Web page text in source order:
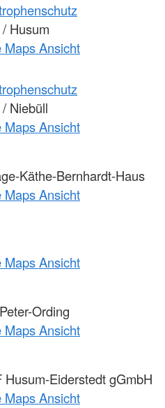
Husum
Maps Ansicht
Niebüll
Maps Ansicht
Käthe-Bernhardt-Haus
Maps Ansicht
Maps Ansicht
Ording
Maps Ansicht
Eiderstedt gGmbH
Maps Ansicht